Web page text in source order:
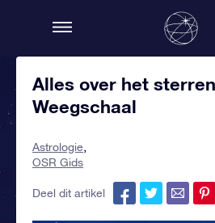
Alles over het
Weegschaal
Astrologie
OSR Gids
Deel dit artikel